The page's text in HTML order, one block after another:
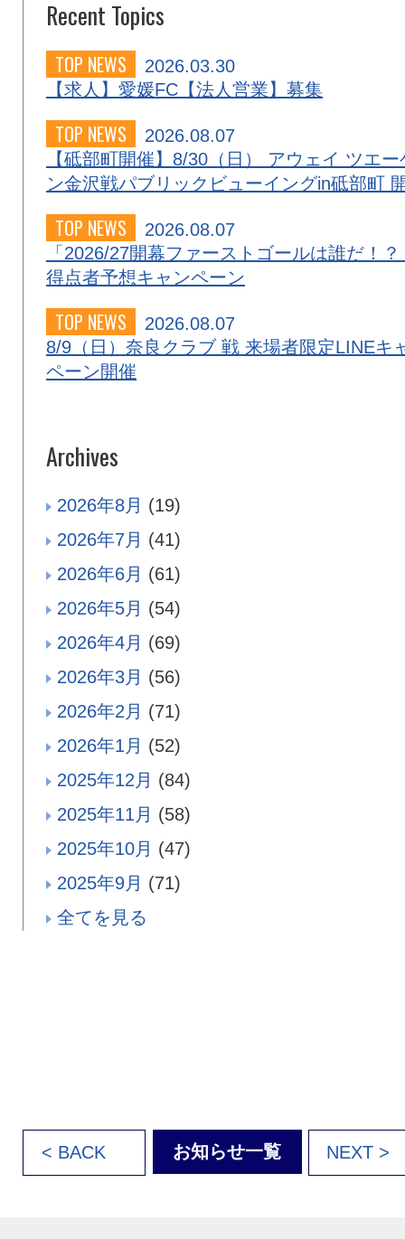
Recent Topics
TOP NEWS
2026.03.30
【求人】愛媛FC【法人営業】募集
TOP NEWS
2026.08.07
【砥部町開催】8/30（日） アウェイ ツエー
ン金沢戦パブリックビューイングin砥部町
TOP NEWS
2026.08.07
「2026/27開幕ファーストゴールは誰だ！？
得点者予想キャンペーン
TOP NEWS
2026.08.07
8/9（日）奈良クラブ 戦 来場者限定LINEキ
ペーン開催
Archives
2026年8月 (19)
2026年7月 (41)
2026年6月 (61)
2026年5月 (54)
2026年4月 (69)
2026年3月 (56)
2026年2月 (71)
2026年1月 (52)
2025年12月 (84)
2025年11月 (58)
2025年10月 (47)
2025年9月 (71)
全てを見る
< BACK お知らせ一覧 NEXT >